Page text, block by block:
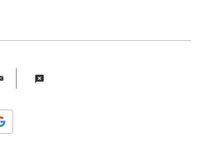
E
i
l